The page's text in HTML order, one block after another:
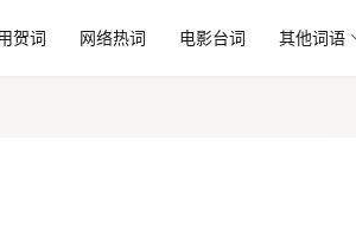
贺词 网络热词 电影台词 其他词语